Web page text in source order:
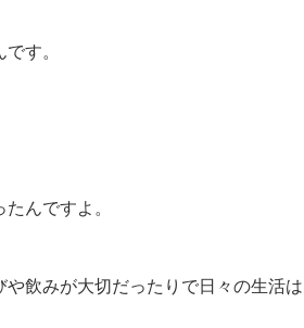
す。
んですよ。
飲みが大切だったりで日々の生活は